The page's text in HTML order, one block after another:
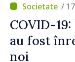
/
COVID-
au fost
noi